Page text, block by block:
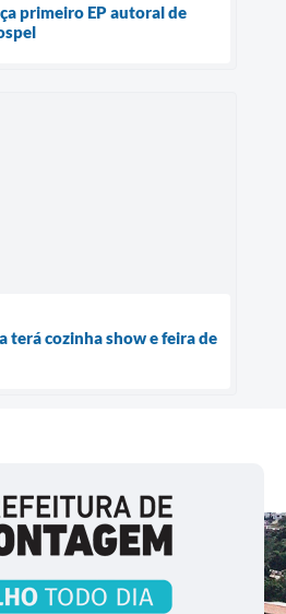
primeiro EP autoral de
terá cozinha show e feira de